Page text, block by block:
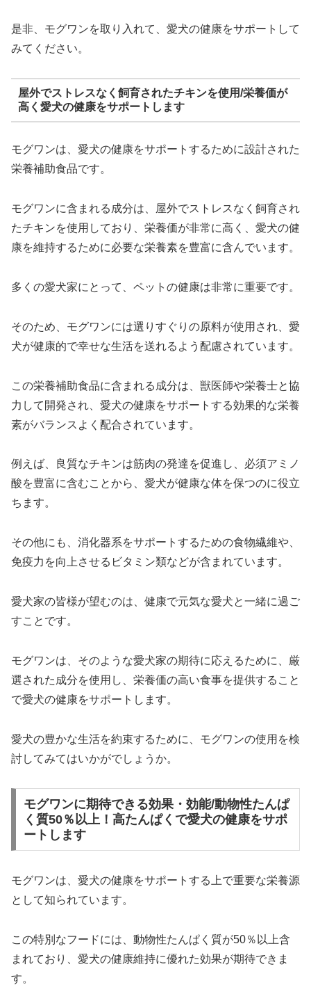
是非、モグワンを取り入れて、愛犬の健康をサポートして
みてください。
屋外でストレスなく飼育されたチキンを使用/栄養価が
高く愛犬の健康をサポートします
モグワンは、愛犬の健康をサポートするために設計された
栄養補助食品です。
モグワンに含まれる成分は、屋外でストレスなく飼育され
たチキンを使用しており、栄養価が非常に高く、愛犬の健
康を維持するために必要な栄養素を豊富に含んでいます。
多くの愛犬家にとって、ペットの健康は非常に重要です。
そのため、モグワンには選りすぐりの原料が使用され、愛
犬が健康的で幸せな生活を送れるよう配慮されています。
この栄養補助食品に含まれる成分は、獣医師や栄養士と協
力して開発され、愛犬の健康をサポートする効果的な栄養
素がバランスよく配合されています。
例えば、良質なチキンは筋肉の発達を促進し、必須アミノ
酸を豊富に含むことから、愛犬が健康な体を保つのに役立
ちます。
その他にも、消化器系をサポートするための食物繊維や、
免疫力を向上させるビタミン類などが含まれています。
愛犬家の皆様が望むのは、健康で元気な愛犬と一緒に過ご
すことです。
モグワンは、そのような愛犬家の期待に応えるために、厳
選された成分を使用し、栄養価の高い食事を提供すること
で愛犬の健康をサポートします。
愛犬の豊かな生活を約束するために、モグワンの使用を検
討してみてはいかがでしょうか。
モグワンに期待できる効果・効能/動物性たんぱ
く質50％以上！高たんぱくで愛犬の健康をサポ
ートします
モグワンは、愛犬の健康をサポートする上で重要な栄養源
として知られています。
この特別なフードには、動物性たんぱく質が50％以上含
まれており、愛犬の健康維持に優れた効果が期待できま
す。